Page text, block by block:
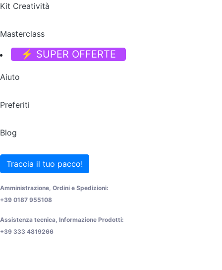
Kit Creatività
Masterclass
⚡ SUPER OFFERTE
Aiuto
Preferiti
Blog
Traccia il tuo pacco!
Amministrazione, Ordini e Spedizioni:
+39 0187 955108
Assistenza tecnica, Informazione Prodotti:
+39 333 4819266